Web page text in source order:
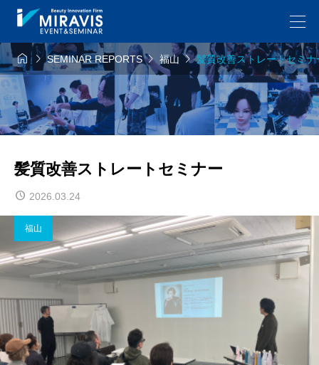
SEMINAR REPORTS福山髪質改善ストレートセミナ
髪質改善ストレートセミナー
2026.03.24
福山